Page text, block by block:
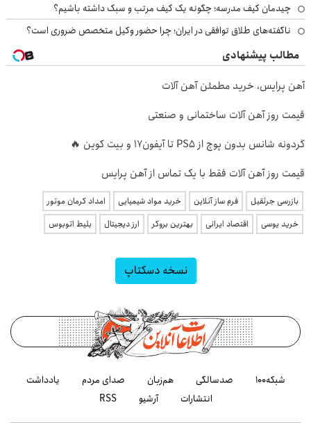
چیدمان کیف مدرسه؛ چگونه یک کیف مرتب و سبک داشته باشیم؟
ناگفته‌های طلاق توافقی در ایران؛ چرا حضور وکیل متخصص ضروری است؟
مطالب پیشنهادی
آهن پرایس، خرید مطمئن آهن آلات
قیمت روز آهن آلات ساختمانی و صنعتی
گردونه شانس بدون پوچ از PS5 تا آیفون17 و بیت کوین 🔥
قیمت روز آهن آلات فقط با یک تماس از آهن پرایس
بازرسی جرثقیل فرم ساز آنلاین خرید مواد شیمیایی
امداد کرمان موتور
خرید یوسی
اقتصاد ایرانی بهترین بروکر ارز دیجیتال بلیط اتوبوس
نسخه دسکتاپ
شبکه۱۰۰ صدسالگی هم‌زبان صدای مردم
یادداشت
انتشارات
آرشیو RSS